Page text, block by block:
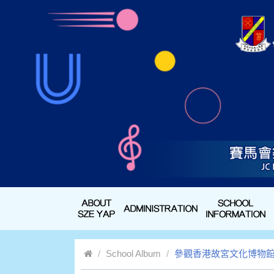
School Album 參觀香港故宮文化博物